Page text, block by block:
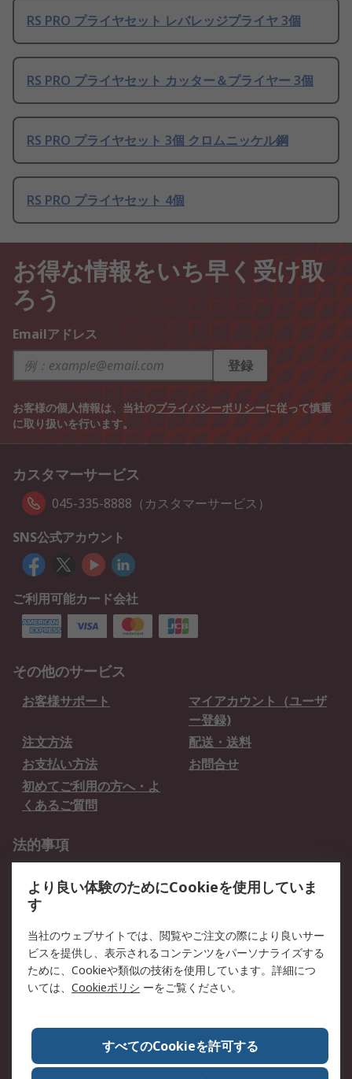
RS PRO プライヤセット レバレッジプライヤ 3個
RS PRO プライヤセット カッター＆プライヤー 3個
RS PRO プライヤセット 3個 クロムニッケル鋼
RS PRO プライヤセット 4個
お得な情報をいち早く受け取
ろう
Emailアドレス
登録
お客様の個人情報は、当社のプライバシーポリシーに従って慎重
に取り扱いを行います。
カスタマーサービス
045-335-8888（カスタマーサービス）
SNS公式アカウント
ご利用可能カード会社
その他のサービス
お客様サポート
マイアカウント（ユーザ
ー登録)
注文方法
配送・送料
お支払い方法
お問合せ
初めてご利用の方へ・よ
くあるご質問
法的事項
クッキーポリシー
RSについて
会社概要
採用情報
プレスリリース＆お知ら
コーポレートサイト
全世界のRS
RSの歴史
ESGへの取り組み（英語）
認証について
より良い体験のためにCookieを使用していま
す
当社のウェブサイトでは、閲覧やご注文の際により良いサー
ビスを提供し、表示されるコンテンツをパーソナライズする
ために、Cookieや類似の技術を使用しています。詳細につ
いては、 Cookieポリシ ーをご覧ください。
すべてのCookieを許可する